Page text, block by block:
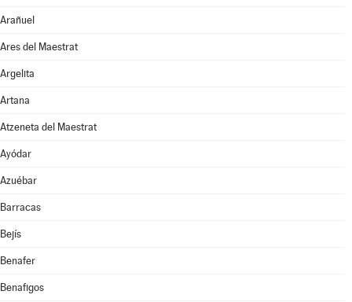
Arañuel
Ares del Maestrat
Argelita
Artana
Atzeneta del Maestrat
Ayódar
Azuébar
Barracas
Bejís
Benafer
Benafigos